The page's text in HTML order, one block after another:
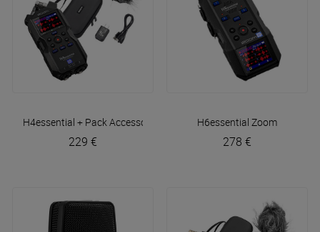
H4essential + Pack Accessoires
229 €
H6essential Zoom
278 €